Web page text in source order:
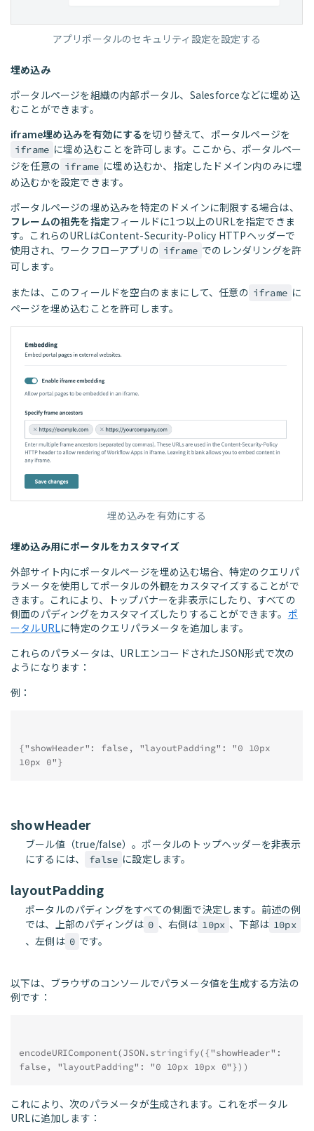
アプリポータルのセキュリティ設定を設定する
埋め込み
ポータルページを組織の内部ポータル、Salesforceなどに埋め込
むことができます。
iframe埋め込みを有効にするを切り替えて、ポータルページを
iframe に埋め込むことを許可します。ここから、ポータルペー
ジを任意の iframe に埋め込むか、指定したドメイン内のみに埋
め込むかを設定できます。
ポータルページの埋め込みを特定のドメインに制限する場合は、
フレームの祖先を指定フィールドに1つ以上のURLを指定できま
す。これらのURLはContent-Security-Policy HTTPヘッダーで
使用され、ワークフローアプリの iframe でのレンダリングを許
可します。
または、このフィールドを空白のままにして、任意の iframe に
ページを埋め込むことを許可します。
埋め込みを有効にする
埋め込み用にポータルをカスタマイズ
外部サイト内にポータルページを埋め込む場合、特定のクエリパ
ラメータを使用してポータルの外観をカスタマイズすることがで
きます。これにより、トップバナーを非表示にしたり、すべての
側面のパディングをカスタマイズしたりすることができます。 ポ
ータルURLに特定のクエリパラメータを追加します。
これらのパラメータは、URLエンコードされたJSON形式で次の
ようになります：
例：
{"showHeader": false, "layoutPadding": "0 10px
10px 0"}
showHeader
ブール値（true/false）。ポータルのトップヘッダーを非表示
にするには、
false に設定します。
layoutPadding
ポータルのパディングをすべての側面で決定します。前述の例
では、上部のパディングは 0 、右側は 10px 、下部は 10px
、左側は 0 です。
以下は、ブラウザのコンソールでパラメータ値を生成する方法の
例です：
encodeURIComponent(JSON.stringify({"showHeader":
false, "layoutPadding": "0 10px 10px 0"}))
これにより、次のパラメータが生成されます。これをポータル
URLに追加します：